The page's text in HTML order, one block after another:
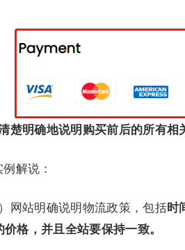
楚明确地说明购买前后的所有相
例解说：
网站明确说明物流政策，包括时
价格，并且全站要保持一致。